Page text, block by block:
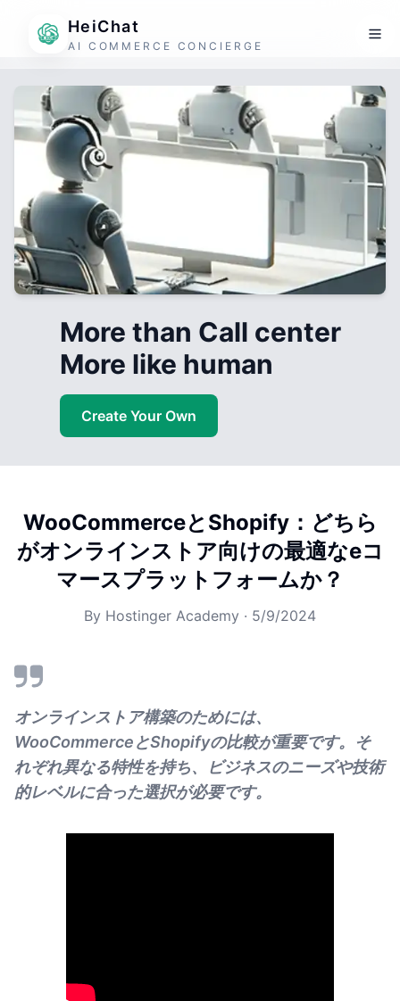
HeiChat
AI COMMERCE CONCIERGE
More than Call center
More like human
Create Your Own
WooCommerceとShopify：どちら
がオンラインストア向けの最適なeコ
マースプラットフォームか？
By Hostinger Academy · 5/9/2024
オンラインストア構築のためには、
WooCommerceとShopifyの比較が重要です。そ
れぞれ異なる特性を持ち、ビジネスのニーズや技術
的レベルに合った選択が必要です。